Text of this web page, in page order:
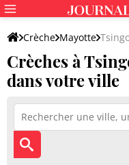
Crèche Mayotte
Crèches à
dans votre ville